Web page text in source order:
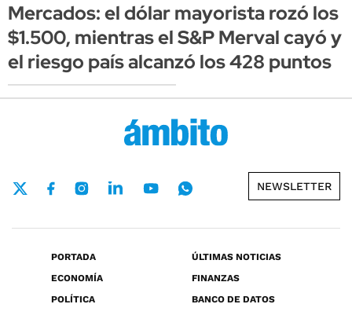
Mercados: el dólar mayorista rozó los
$1.500, mientras el S&P Merval cayó y
el riesgo país alcanzó los 428 puntos
NEWSLETTER
PORTADA
ÚLTIMAS NOTICIAS
ECONOMÍA
FINANZAS
POLÍTICA
BANCO DE DATOS